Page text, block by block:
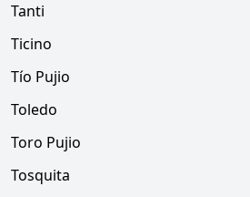
Tanti
Ticino
Tío Pujio
Toledo
Toro Pujio
Tosquita